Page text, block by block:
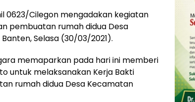
0623/Cilegon mengadakan kegiatan
pembuatan rumah didua Desa
Selasa (30/03/2021).
memaparkan pada hari ini memberi
untuk melaksanakan Kerja Bakti
rumah didua Desa Kecamatan